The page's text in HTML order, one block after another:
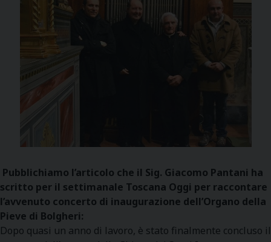
Pubblichiamo l’articolo che il Sig. Giacomo Pantani ha
scritto per il settimanale Toscana Oggi per raccontare
l’avvenuto concerto di inaugurazione dell’Organo della
Pieve di Bolgheri:
Dopo quasi un anno di lavoro, è stato finalmente concluso il